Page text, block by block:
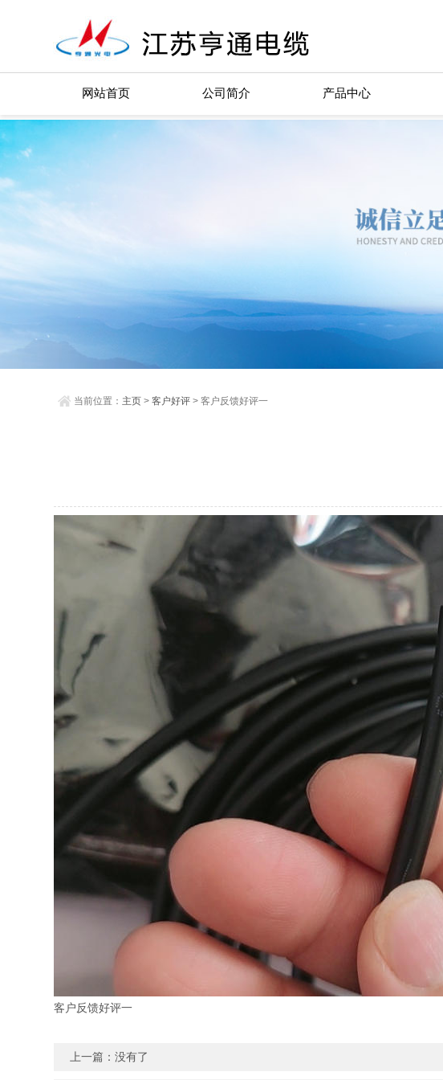
网站首页 公司简介 产品中心
当前位置： 主页 >客户好评 > 客户反馈好评一
客户反馈好评一
上一篇：没有了